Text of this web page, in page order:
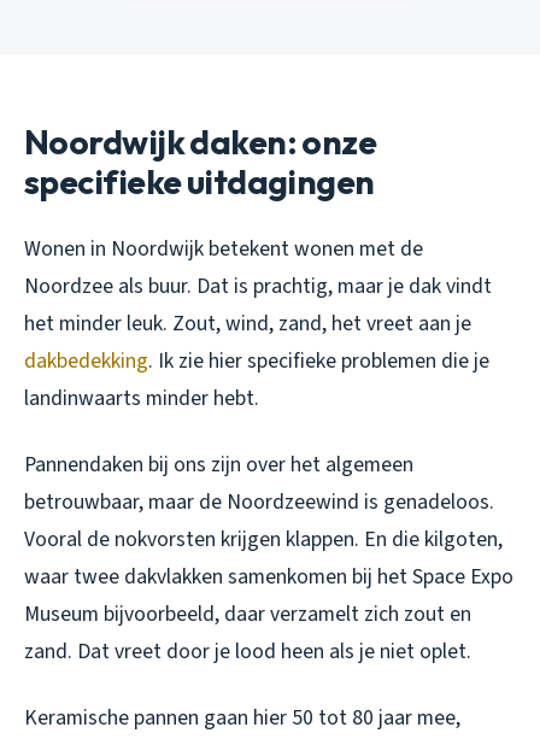
Noordwijk daken: onze
specifieke uitdagingen
Wonen in Noordwijk betekent wonen met de
Noordzee als buur. Dat is prachtig, maar je dak vindt
het minder leuk. Zout, wind, zand, het vreet aan je
dakbedekking. Ik zie hier specifieke problemen die je
landinwaarts minder hebt.
Pannendaken bij ons zijn over het algemeen
betrouwbaar, maar de Noordzeewind is genadeloos.
Vooral de nokvorsten krijgen klappen. En die kilgoten,
waar twee dakvlakken samenkomen bij het Space Expo
Museum bijvoorbeeld, daar verzamelt zich zout en
zand. Dat vreet door je lood heen als je niet oplet.
Keramische pannen gaan hier 50 tot 80 jaar mee,